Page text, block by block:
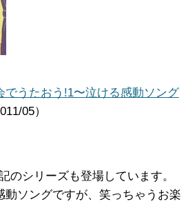
でうたおう!1〜泣ける感動ソング
05）
のシリーズも登場しています。
動ソングですが、笑っちゃうお楽